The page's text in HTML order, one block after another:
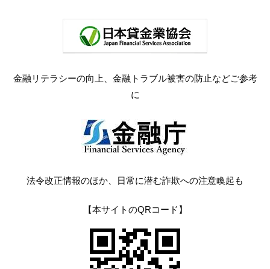
金融リテラシーの向上、金融トラブル被害の防止などご参考
に
法令改正情報のほか、日常に潜む詐欺への注意喚起も
【本サイトのQRコード】